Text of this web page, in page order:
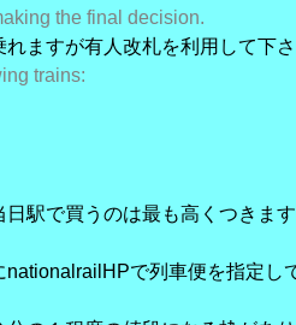
the final decision.
ますが有人改札を利用して下
trains:
駅で買うのは最も高くつきま
で列車便を指定し